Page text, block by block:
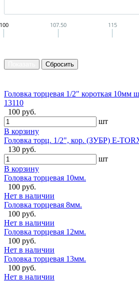
107.50 115
Головка торцевая 1/2" короткая 10мм
13110
100 руб.
шт
В корзину
Головка торц. 1/2", кор. (ЗУБР) E-
130 руб.
шт
В корзину
Головка торцевая 10мм.
100 руб.
Нет в наличии
Головка торцевая 8мм.
100 руб.
Нет в наличии
Головка торцевая 12мм.
100 руб.
Нет в наличии
Головка торцевая 13мм.
100 руб.
Нет в наличии